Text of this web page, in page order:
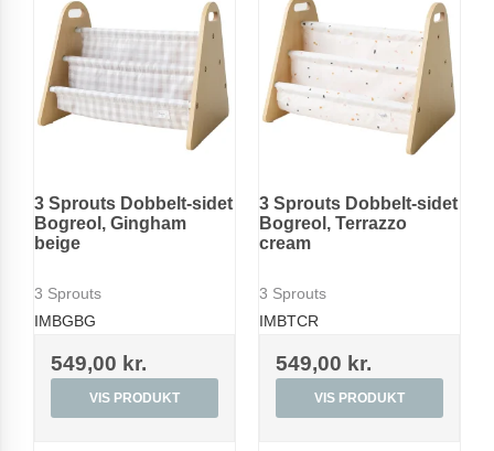
3 Sprouts Dobbelt-sidet
Bogreol, Gingham
beige
3 Sprouts
IMBGBG
549,00 kr.
VIS PRODUKT
3 Sprouts Dobbelt-sidet
Bogreol, Terrazzo
cream
3 Sprouts
IMBTCR
549,00 kr.
VIS PRODUKT